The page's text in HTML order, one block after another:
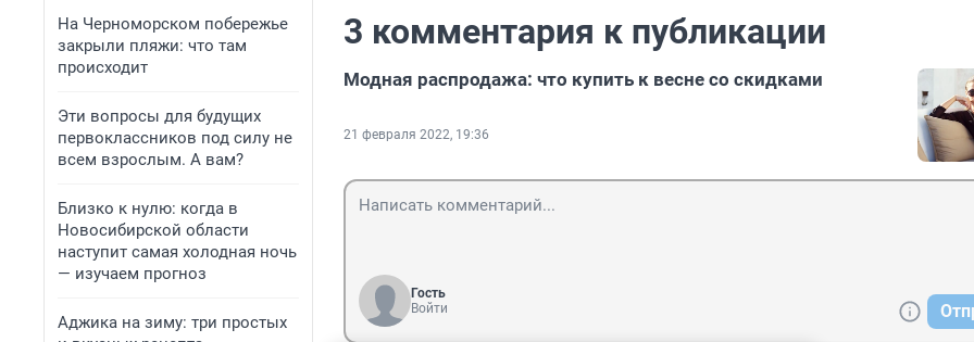
На Черноморском побережье
закрыли пляжи: что там
происходит
Эти вопросы для будущих
первоклассников под силу не
всем взрослым. А вам?
Близко к нулю: когда в
Новосибирской области
наступит самая холодная ночь
— изучаем прогноз
Аджика на зиму: три простых
3 комментария к публикации
Модная распродажа: что купить к весне со скидками
21 февраля 2022, 19:36
Гость
Войти